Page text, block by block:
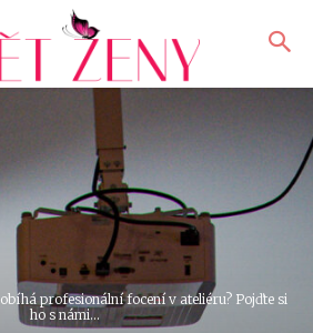
profesionální focení v ateliéru? Pojďte si
ho s námi...